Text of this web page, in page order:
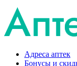
Адреса аптек
Бонусы и